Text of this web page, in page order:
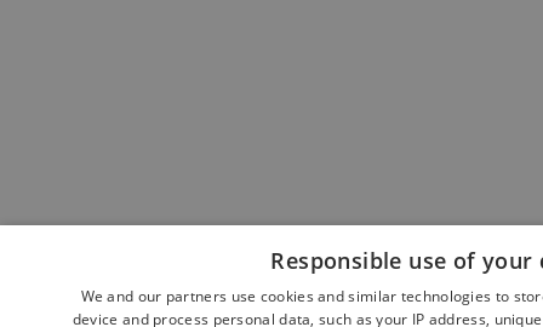
Responsible use of your
We and our partners use cookies and similar technologies to
device and process personal data, such as your IP address,